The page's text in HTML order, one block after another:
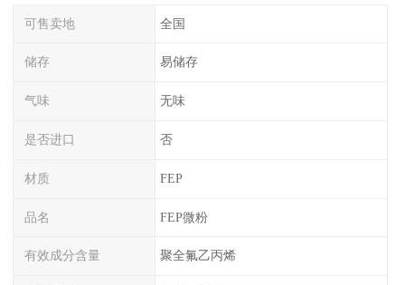
可售卖地 全国
储存 易储存
气味 无味
是否进口 否
材质 FEP
品名 FEP微粉
有效成分含量 聚全氟乙丙烯